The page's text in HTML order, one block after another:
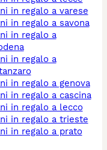
in regalo a varese
in regalo a savona
in regalo a genova
in regalo a cascina
in regalo a lecco
in regalo a trieste
in regalo a prato